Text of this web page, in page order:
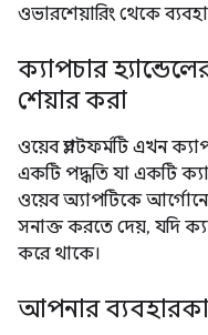
ওভারশেয়ারিং থেকে
ক্যাপচার
শেয়ার করা
ওয়েব প্ল্যাটফর্মটি এখন
একটি পদ্ধতি যা একটি
ওয়েব অ্যাপটিকে
সনাক্ত করতে দেয়, যদি
করে থাকে।
আপনার